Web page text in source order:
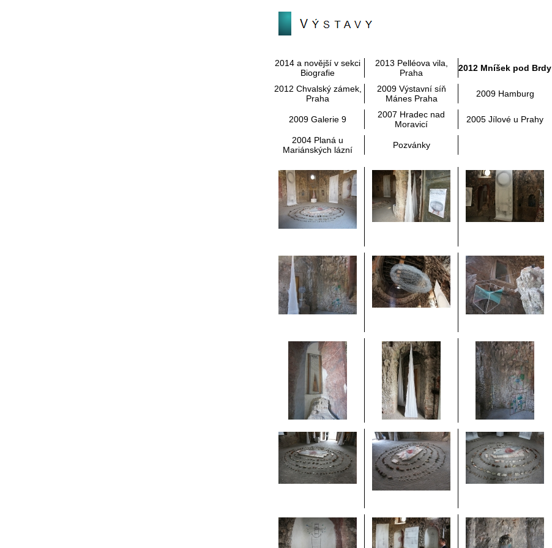
2014 a novější v sekci
Biografie
2013 Pelléova vila,
Praha
2012 Mníšek pod Brdy
2012 Chvalský zámek,
Praha
2009 Výstavní síň
Mánes Praha
2009 Hamburg
2009 Galerie 9
2007 Hradec nad
Moravicí
2005 Jílové u Prahy
2004 Planá u
Mariánských lázní
Pozvánky